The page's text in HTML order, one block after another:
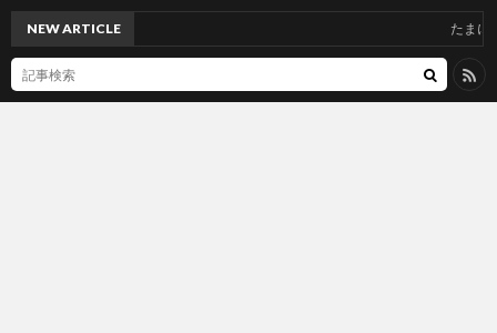
NEW ARTICLE たまには更新しない